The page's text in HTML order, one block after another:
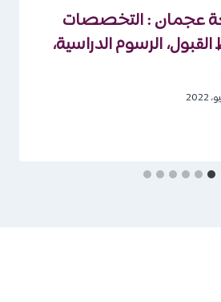
عجمان : التخصصات
الرسوم الدراسية،